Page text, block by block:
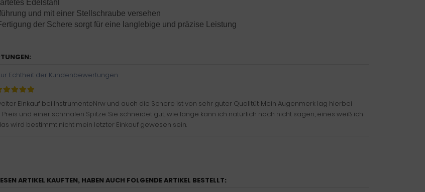
Edelstahl
und mit einer Stellschraube versehen
der Schere sorgt für eine langlebige und präzise Leistung
Echtheit der Kundenbewertungen
Einkauf bei InstrumenteNrw und auch die Schere ist von sehr guter Qualitüt. Mein Augenmerk lag hierbei
und einer schmalen Spitze. Sie schneidet gut, wie lange kann ich natürlich noch nicht sagen, eines weiß ich
wird bestimmt nicht mein letzter Einkauf gewesen sein.
ARTIKEL KAUFTEN, HABEN AUCH FOLGENDE ARTIKEL BESTELLT: